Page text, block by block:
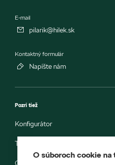
E-mail
pilarik@hilek.sk
Kontaktný formulár
Napíšte nám
Pozri tiež
Konfigurátor
Testovacia jazda
Objednávka do servisu
O súboroch cookie na